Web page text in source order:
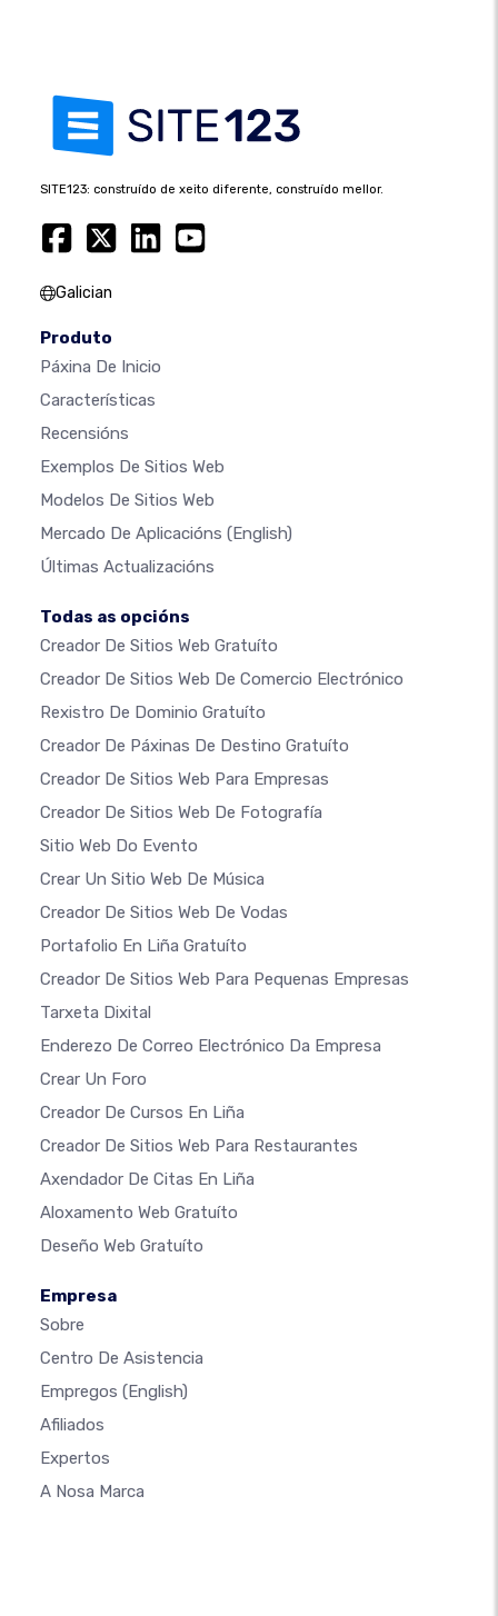
SITE123: construído de xeito diferente, construído mellor.
Galician
Produto
Páxina De Inicio
Características
Recensións
Exemplos De Sitios Web
Modelos De Sitios Web
Mercado De Aplicacións (English)
Últimas Actualizacións
Todas as opcións
Creador De Sitios Web Gratuíto
Creador De Sitios Web De Comercio Electrónico
Rexistro De Dominio Gratuíto
Creador De Páxinas De Destino Gratuíto
Creador De Sitios Web Para Empresas
Creador De Sitios Web De Fotografía
Sitio Web Do Evento
Crear Un Sitio Web De Música
Creador De Sitios Web De Vodas
Portafolio En Liña Gratuíto
Creador De Sitios Web Para Pequenas Empresas
Tarxeta Dixital
Enderezo De Correo Electrónico Da Empresa
Crear Un Foro
Creador De Cursos En Liña
Creador De Sitios Web Para Restaurantes
Axendador De Citas En Liña
Aloxamento Web Gratuíto
Deseño Web Gratuíto
Empresa
Sobre
Centro De Asistencia
Empregos (English)
Afiliados
Expertos
A Nosa Marca